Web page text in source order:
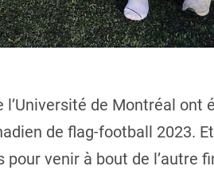
de Montréal ont
de flag-football 2023.
venir à bout de l’autre